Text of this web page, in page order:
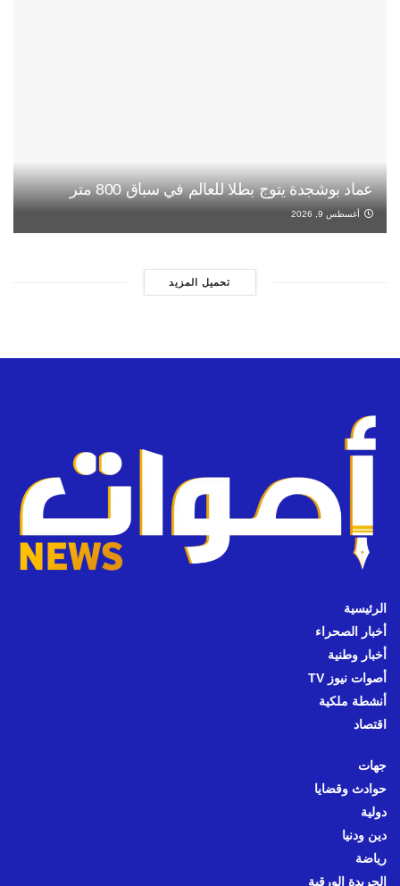
عماد بوشجدة يتوج بطلا للعالم في سباق 800 متر
أغسطس 9, 2026
تحميل المزيد
الرئيسية
أخبار الصحراء
أخبار وطنية
أصوات نيوز TV
أنشطة ملكية
اقتصاد
جهات
حوادث وقضايا
دولية
دين ودنيا
رياضة
الجريدة الورقية